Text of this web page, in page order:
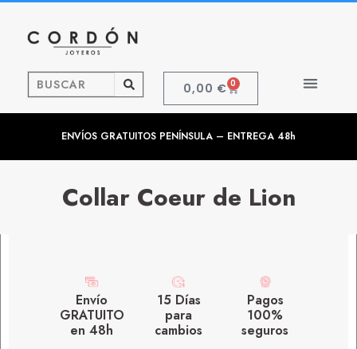
0,00 € 0
ENVÍOS GRATUITOS PENÍNSULA – ENTREGA 48h
Collar Coeur de Lion
Envío
GRATUITO
en 48h
15 Días
para
cambios
Pagos
100%
seguros